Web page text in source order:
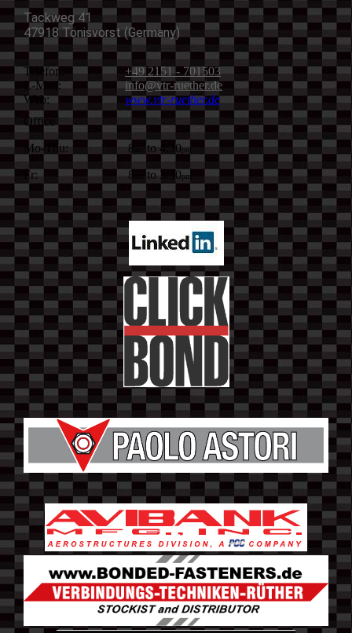
Tackweg 41
47918 Tönisvorst (Germany)
Telefon:
E-Mail:
Web:
+49 2151 - 701503
info@vtr-ruether.de
www.vtr-ruether.de
Office
Mo-Thu:
Fr:
8 to 4:30pm
8 to 3:30pm